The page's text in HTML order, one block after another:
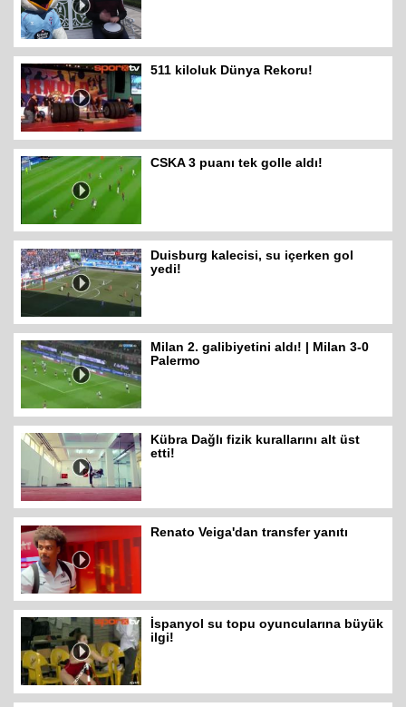
511 kiloluk Dünya Rekoru!
CSKA 3 puanı tek golle aldı!
Duisburg kalecisi, su içerken gol
yedi!
Milan 2. galibiyetini aldı! | Milan 3-0
Palermo
Kübra Dağlı fizik kurallarını alt üst
etti!
Renato Veiga'dan transfer yanıtı
İspanyol su topu oyuncularına büyük
ilgi!